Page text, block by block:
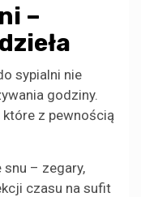
–
sypialni nie
godziny.
które z pewnością
– zegary,
czasu na sufit